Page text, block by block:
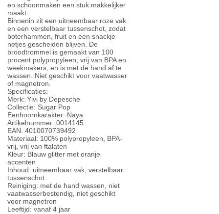
en schoonmaken een stuk makkelijker
maakt.
Binnenin zit een uitneembaar roze vak
en een verstelbaar tussenschot, zodat
boterhammen, fruit en een snackje
netjes gescheiden blijven. De
broodtrommel is gemaakt van 100
procent polypropyleen, vrij van BPA en
weekmakers, en is met de hand af te
wassen. Niet geschikt voor vaatwasser
of magnetron.
Specificaties:
Merk: Ylvi by Depesche
Collectie: Sugar Pop
Eenhoornkarakter: Naya
Artikelnummer: 0014145
EAN: 4010070739492
Materiaal: 100% polypropyleen, BPA-
vrij, vrij van ftalaten
Kleur: Blauw glitter met oranje
accenten
Inhoud: uitneembaar vak, verstelbaar
tussenschot
Reiniging: met de hand wassen, niet
vaatwasserbestendig, niet geschikt
voor magnetron
Leeftijd: vanaf 4 jaar